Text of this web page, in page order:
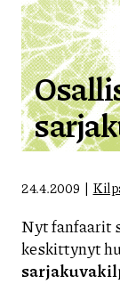
24.4.2009
Nyt fanfaarit
keskittynyt